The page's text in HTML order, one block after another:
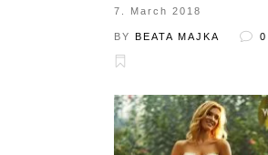
7. March 2018
BY BEATA MAJKA 0